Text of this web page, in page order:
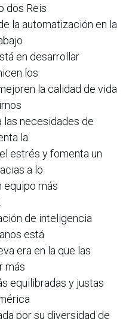
dos Reis
la automatización en la
en desarrollar
los
la calidad de vida
las necesidades de
la
estrés y fomenta un
a lo
equipo más
de inteligencia
está
era en la que las
más
equilibradas y justas
por su diversidad de